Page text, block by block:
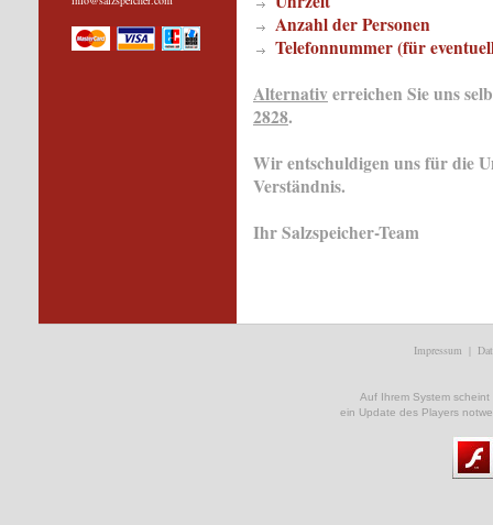
Anzahl der Personen
Telefonnummer (für
Alternativerreichen Sie uns
2828.
Wir entschuldigen uns für die
Verständnis.
Ihr Salzspeicher-Team
Impressum |
Auf Ihrem System
ein Update des Players